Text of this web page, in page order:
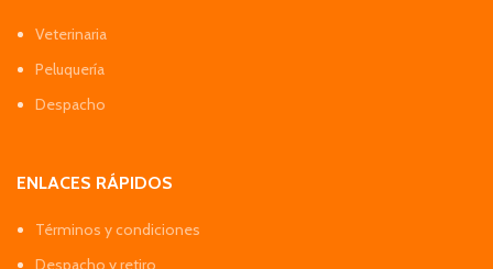
Veterinaria
Peluquería
Despacho
ENLACES RÁPIDOS
Términos y condiciones
Despacho y retiro